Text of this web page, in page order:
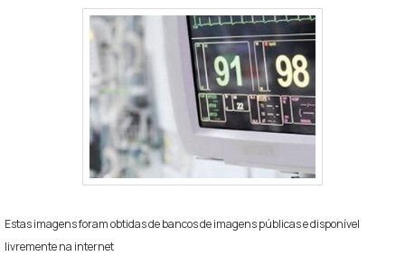
Estas imagens foram obtidas de bancos de imagens públicas e disponível
livremente na internet